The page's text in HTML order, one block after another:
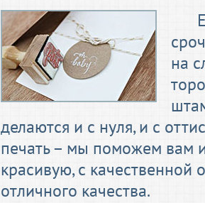
на
делаются и с нуля, и с
печать – мы поможем вам
красивую, с
отличного качества.